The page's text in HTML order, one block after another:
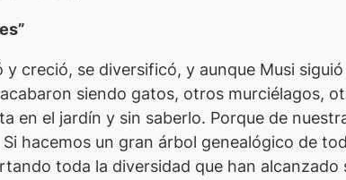
y creció, se diversificó, y aunque Musi
siendo gatos, otros murciélagos,
en el jardín y sin saberlo. Porque de
hacemos un gran árbol genealógico de
toda la diversidad que han